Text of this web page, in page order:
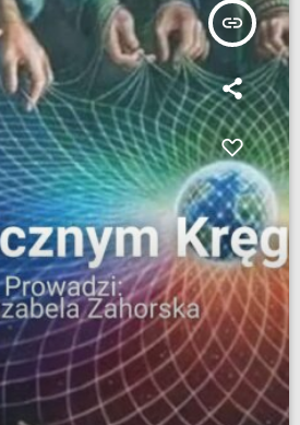
insert_link